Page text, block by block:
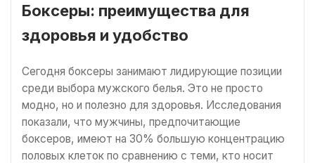
Боксеры: преимущества для
здоровья и удобство
Сегодня боксеры занимают лидирующие позиции
среди выбора мужского белья. Это не просто
модно, но и полезно для здоровья. Исследования
показали, что мужчины, предпочитающие
боксеров, имеют на 30% большую концентрацию
половых клеток по сравнению с теми, кто носит